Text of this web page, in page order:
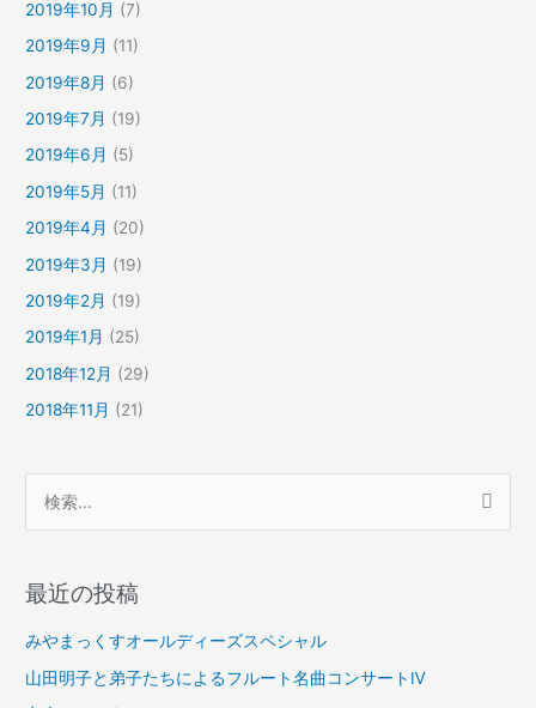
2019年10月 (7)
2019年9月 (11)
2019年8月 (6)
2019年7月 (19)
2019年6月 (5)
2019年5月 (11)
2019年4月 (20)
2019年3月 (19)
2019年2月 (19)
2019年1月 (25)
2018年12月 (29)
2018年11月 (21)
象
:
最近の投稿
みやまっくすオールディーズスペシャル
山田明子と弟子たちによるフルート名曲コンサートⅣ